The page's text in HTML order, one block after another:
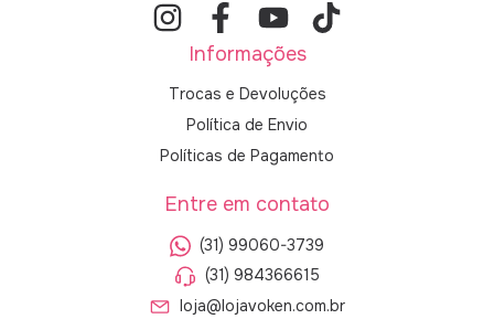
Informações
Trocas e Devoluções
Política de Envio
Políticas de Pagamento
Entre em contato
(31) 99060-3739
(31) 984366615
loja@lojavoken.com.br